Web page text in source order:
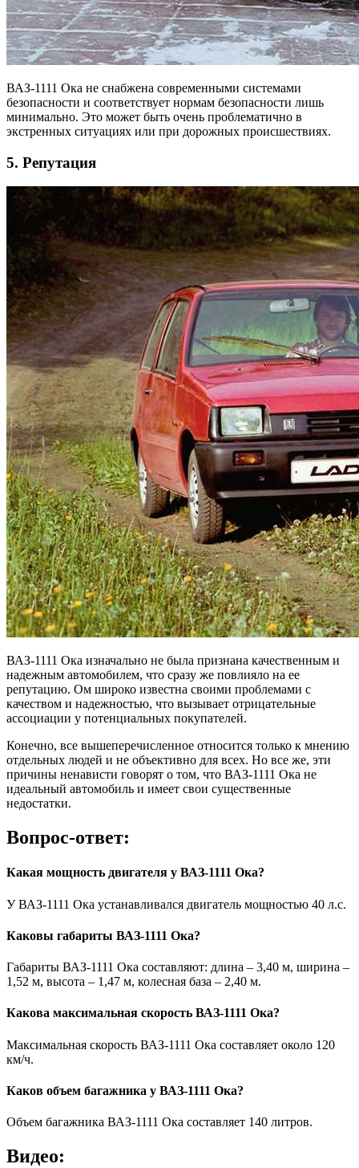
ВАЗ-1111 Ока не снабжена современными системами
безопасности и соответствует нормам безопасности лишь
минимально. Это может быть очень проблематично в
экстренных ситуациях или при дорожных происшествиях.
5. Репутация
ВАЗ-1111 Ока изначально не была признана качественным и
надежным автомобилем, что сразу же повлияло на ее
репутацию. Ом широко известна своими проблемами с
качеством и надежностью, что вызывает отрицательные
ассоциации у потенциальных покупателей.
Конечно, все вышеперечисленное относится только к мнению
отдельных людей и не объективно для всех. Но все же, эти
причины ненависти говорят о том, что ВАЗ-1111 Ока не
идеальный автомобиль и имеет свои существенные
недостатки.
Вопрос-ответ:
Какая мощность двигателя у ВАЗ-1111 Ока?
У ВАЗ-1111 Ока устанавливался двигатель мощностью 40 л.с.
Каковы габариты ВАЗ-1111 Ока?
Габариты ВАЗ-1111 Ока составляют: длина – 3,40 м, ширина –
1,52 м, высота – 1,47 м, колесная база – 2,40 м.
Какова максимальная скорость ВАЗ-1111 Ока?
Максимальная скорость ВАЗ-1111 Ока составляет около 120
км/ч.
Каков объем багажника у ВАЗ-1111 Ока?
Объем багажника ВАЗ-1111 Ока составляет 140 литров.
Видео: